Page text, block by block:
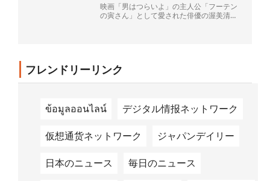
映画「男はつらいよ」の主人公「フーテン
の寅さん」として愛された俳優の渥美清さ
フレンドリーリンク
ข้อมูลออนไลน์ デジタル情报ネットワーク
仮想通货ネットワーク ジャパンデイリー
日本のニュース 毎日のニュース